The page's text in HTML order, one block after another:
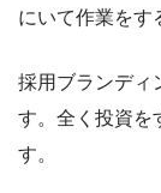
にいて作業をす
採用ブランディ
す。全く投資を
す。